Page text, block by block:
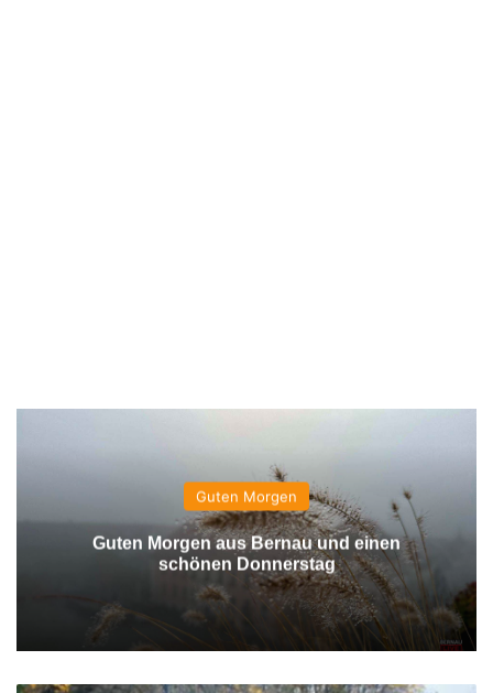
Guten Morgen
Guten Morgen aus Bernau und einen
schönen Donnerstag